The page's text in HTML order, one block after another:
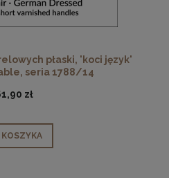
płaski, 'koci język'
seria 1788/14
zł
KOSZYKA